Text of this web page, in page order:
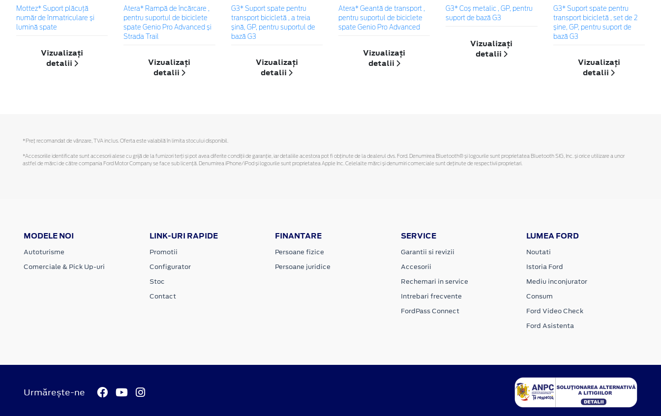
Mottez* Suport plăcuță
număr de înmatriculare și
lumină spate
Vizualizați
detalii
Atera* Rampă de încărcare ,
pentru suportul de biciclete
spate Genio Pro Advanced și
Strada Trail
Vizualizați
detalii
G3* Suport spate pentru
transport bicicletă , a treia
șină, GP, pentru suportul de
bază G3
Vizualizați
detalii
Atera* Geantă de transport ,
pentru suportul de biciclete
spate Genio Pro Advanced
Vizualizați
detalii
G3* Coș metalic , GP, pentru
suport de bază G3
Vizualizați
detalii
G3* Suport spate pentru
transport bicicletă , set de 2
șine, GP, pentru suport de
bază G3
Vizualizați
detalii
*Preţ recomandat de vânzare, TVA inclus. Oferta este valabilă în limita stocului disponibil.
*Accesoriile identificate sunt accesorii alese cu grijă de la furnizori terți și pot avea diferite condiții de garanție, iar detaliile acestora pot fi obținute de la dealerul dvs. Ford. Denumirea Bluetooth® și logourile sunt proprietatea Bluetooth SIG, Inc. și orice utilizare a unor
astfel de mărci de către compania Ford Motor Company se face sub licență. Denumirea iPhone/iPod și logourile sunt proprietatea Apple Inc. Celelalte mărci și denumiri comerciale sunt deținute de respectivii proprietari.
MODELE NOI
Autoturisme
Comerciale & Pick Up-uri
LINK-URI RAPIDE
Promotii
Configurator
Stoc
Contact
FINANTARE
Persoane fizice
Persoane juridice
SERVICE
Garantii si revizii
Accesorii
Rechemari in service
Intrebari frecvente
FordPass Connect
LUMEA FORD
Noutati
Istoria Ford
Mediu inconjurator
Consum
Ford Video Check
Ford Asistenta
Urmărește-ne